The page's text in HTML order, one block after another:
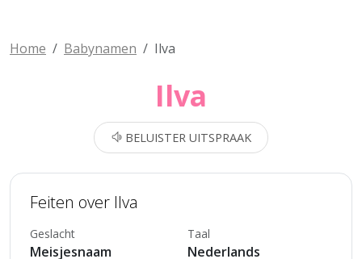
Home Babynamen Ilva
Ilva
BELUISTER UITSPRAAK
Feiten over Ilva
Geslacht
Meisjesnaam
Taal
Nederlands